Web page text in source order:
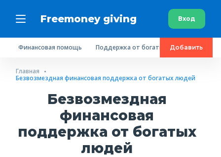
Freemoney giving Вход
Финансовая помощь Поддержка от богатых людей
Добавить
Главная
Безвозмездная финансовая поддержка от богатых людей
Безвозмездная
финансовая
поддержка от богатых
людей